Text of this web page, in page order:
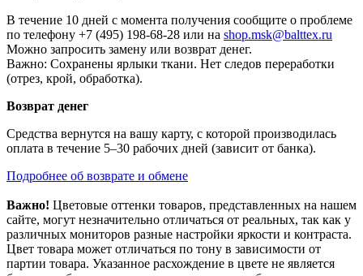
В течение 10 дней с момента получения сообщите о проблеме
по телефону +7 (495) 198-68-28 или на shop.msk@balttex.ru
Можно запросить замену или возврат денег.
Важно: Сохранены ярлыки ткани. Нет следов переработки
(отрез, крой, обработка).
Возврат денег
Средства вернутся на вашу карту, с которой производилась
оплата в течение 5–30 рабочих дней (зависит от банка).
Подробнее об возврате и обмене
Важно! Цветовые оттенки товаров, представленных на нашем
сайте, могут незначительно отличаться от реальных, так как у
различных мониторов разные настройки яркости и контраста.
Цвет товара может отличаться по тону в зависимости от
партии товара. Указанное расхождение в цвете не является